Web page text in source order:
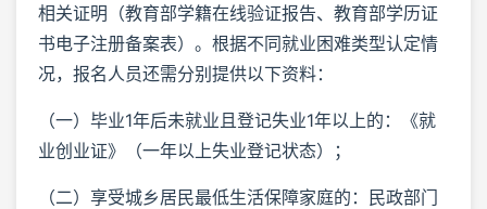
相关证明（教育部学籍在线验证报告、教育部学历证
书电子注册备案表）。根据不同就业困难类型认定情
况，报名人员还需分别提供以下资料：
（一）毕业1年后未就业且登记失业1年以上的：《就
业创业证》（一年以上失业登记状态）；
（二）享受城乡居民最低生活保障家庭的：民政部门